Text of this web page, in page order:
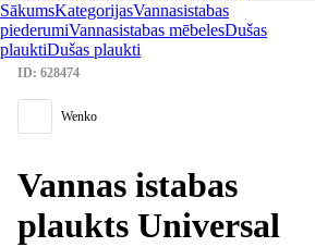
SākumsKategorijasVannasistabas
piederumiVannasistabas mēbelesDušas
plauktiDušas plaukti
ID: 628474
Wenko
Vannas istabas
plaukts Universal